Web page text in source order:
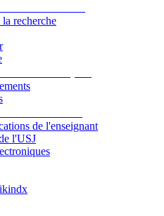
recherche
de l'enseignant
l'USJ